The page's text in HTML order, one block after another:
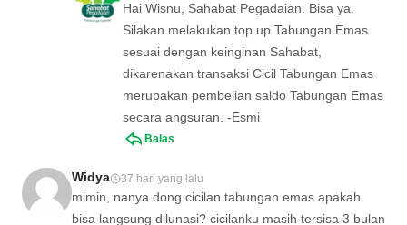
Hai Wisnu, Sahabat Pegadaian. Bisa ya.
Silakan melakukan top up Tabungan Emas
sesuai dengan keinginan Sahabat,
dikarenakan transaksi Cicil Tabungan Emas
merupakan pembelian saldo Tabungan Emas
secara angsuran. -Esmi
Balas
Widya 37 hari yang lalu
mimin, nanya dong cicilan tabungan emas apakah
bisa langsung dilunasi? cicilanku masih tersisa 3 bulan